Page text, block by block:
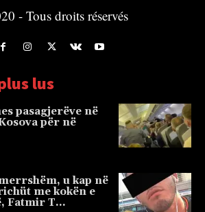
- Tous droits réservés
lus
pasagjerëve në
për në
u kap në
me kokën e
Fatmir T…